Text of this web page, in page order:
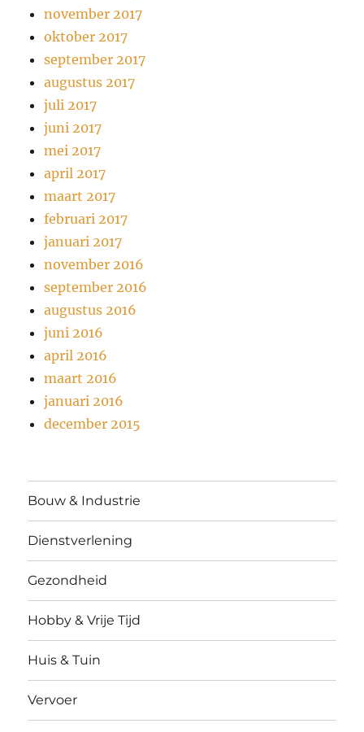
november 2017
oktober 2017
september 2017
augustus 2017
juli 2017
juni 2017
mei 2017
april 2017
maart 2017
februari 2017
januari 2017
november 2016
september 2016
augustus 2016
juni 2016
april 2016
maart 2016
januari 2016
december 2015
Bouw & Industrie
Dienstverlening
Gezondheid
Hobby & Vrije Tijd
Huis & Tuin
Vervoer